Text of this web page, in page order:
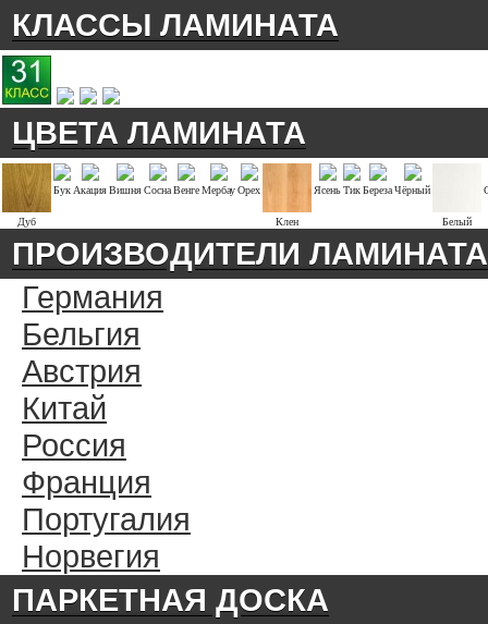
КЛАССЫ ЛАМИНАТА
ЦВЕТА ЛАМИНАТА
Дуб
Бук АкацияВишняСоснаВенгеМербауОрех
Клен
ЯсеньТикБерезаЧёрный
Белый
ПРОИЗВОДИТЕЛИ ЛАМИНАТА
Германия
Бельгия
Австрия
Китай
Россия
Франция
Португалия
Норвегия
ПАРКЕТНАЯ ДОСКА